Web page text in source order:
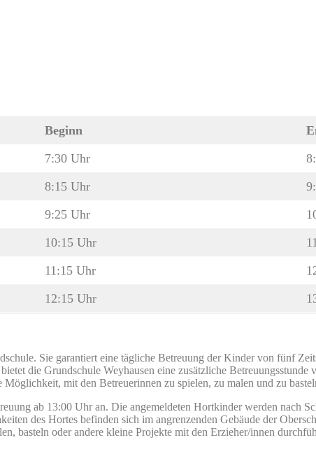
Beginn
7:30 Uhr
8:15 Uhr
9:25 Uhr
10:15 Uhr
11:15 Uhr
12:15 Uhr
Sie garantiert eine tägliche Betreuung der Kinder von fünf
die Grundschule Weyhausen eine zusätzliche
Möglichkeit, mit den Betreuerinnen zu spielen, zu malen und zu
ab 13:00 Uhr an. Die angemeldeten Hortkinder werden nach
des Hortes befinden sich im angrenzenden Gebäude der
basteln oder andere kleine Projekte mit den Erzieher/innen